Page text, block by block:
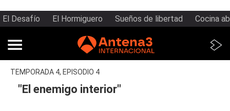
El Desafío El Hormiguero Sueños de libertad Cocina
TEMPORADA 4, EPISODIO 4
"El enemigo interior"